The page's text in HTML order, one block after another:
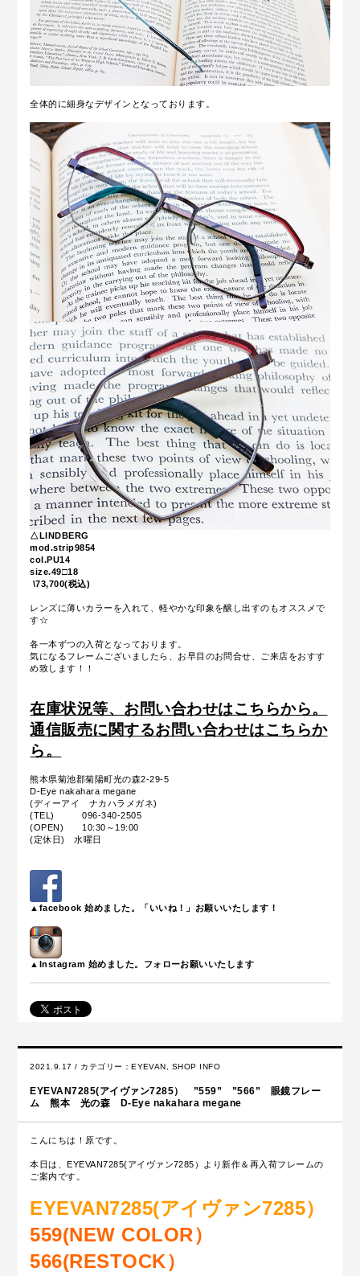
全体的に細身なデザインとなっております。
△LINDBERG
mod.strip9854
col.PU14
size.49□18
\73,700(税込)
レンズに薄いカラーを入れて、軽やかな印象を醸し出すのもオススメで
す☆
各一本ずつの入荷となっております。
気になるフレームございましたら、お早目のお問合せ、ご来店をおすす
め致します！！
在庫状況等、お問い合わせはこちらから。
通信販売に関するお問い合わせはこちらか
ら。
熊本県菊池郡菊陽町光の森2-29-5
D-Eye nakahara megane
(ディーアイ ナカハラメガネ)
(TEL) 096-340-2505
(OPEN) 10:30～19:00
(定休日) 水曜日
▲facebook 始めました。「いいね！」お願いいたします！
▲Instagram 始めました。フォローお願いいたします
2021.9.17 / カテゴリー：EYEVAN SHOP INFO
EYEVAN7285(アイヴァン7285） ”559” ”566” 眼鏡フレー
ム 熊本 光の森 D-Eye nakahara megane
こんにちは！原です。
本日は、EYEVAN7285(アイヴァン7285）より新作＆再入荷フレームの
ご案内です。
EYEVAN7285(アイヴァン7285）
559(NEW COLOR）
566(RESTOCK）